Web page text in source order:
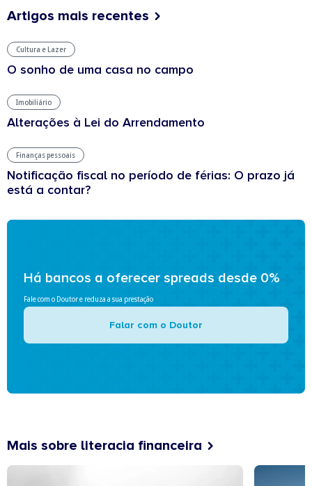
Artigos mais recentes
Cultura e Lazer
O sonho de uma casa no campo
Imobiliário
Alterações à Lei do Arrendamento
Finanças pessoais
Notificação fiscal no período de férias: O prazo já
está a contar?
Há bancos a oferecer spreads desde 0%
Fale com o Doutor e reduza a sua prestação
Falar com o Doutor
Mais sobre literacia financeira